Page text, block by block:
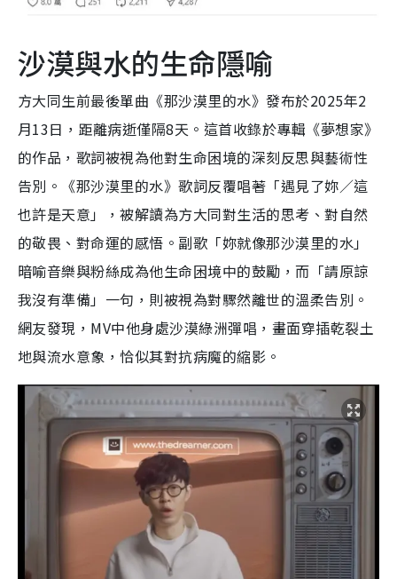
沙漠與水的生命隱喻
方大同生前最後單曲《那沙漠里的水》發布於2025年2
月13日，距離病逝僅隔8天。這首收錄於專輯《夢想家》
的作品，歌詞被視為他對生命困境的深刻反思與藝術性
告別。《那沙漠里的水》歌詞反覆唱著「遇見了妳／這
也許是天意」，被解讀為方大同對生活的思考、對自然
的敬畏、對命運的感悟。副歌「妳就像那沙漠里的水」
暗喻音樂與粉絲成為他生命困境中的鼓勵，而「請原諒
我沒有準備」一句，則被視為對驟然離世的溫柔告別。
網友發現，MV中他身處沙漠綠洲彈唱，畫面穿插乾裂土
地與流水意象，恰似其對抗病魔的縮影。